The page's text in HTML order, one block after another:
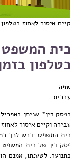
איסור לאחוז
המשפט
וקיים איסור
המשפט נדרש לכך
דין של בית המשפט